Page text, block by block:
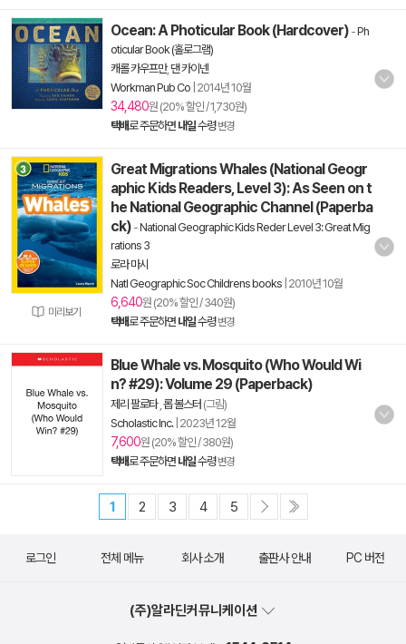
Ocean: A Photicular Book (Hardcover) -Ph
oticular Book (홀로그램)
캐롤 카우프만, 댄 카이넨
Workman Pub Co 2014년 10월
34,480원 (20% 할인 / 1,730원)
택배로 주문하면 내일수령 변경
미리보기
Great Migrations Whales (National Geogr
aphic Kids Readers, Level 3): As Seen on t
he National Geographic Channel (Paperba
ck) -National Geographic Kids Reder Level 3: Great Mig
rations 3
로라 마시
Natl Geographic Soc Childrens books 2010년 10월
6,640원 (20% 할인 / 340원)
택배로 주문하면 내일수령 변경
Blue Whale vs. Mosquito (Who Would Wi
n? #29): Volume 29 (Paperback)
제리 팔로타, 롭 볼스터 (그림)
Scholastic Inc.| 2023년 12월
7,600원 (20% 할인 / 380원)
택배로 주문하면 내일수령 변경
1 2 3 4 5
로그인 전체 메뉴 회사 소개 출판사 안내 PC 버전
(주)알라딘커뮤니케이션